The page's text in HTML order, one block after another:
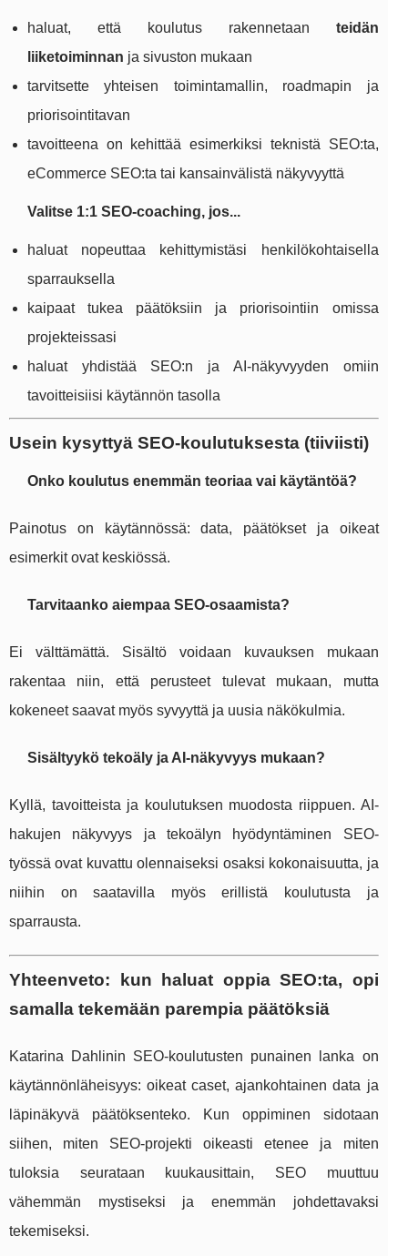
haluat, että koulutus rakennetaan teidän
liiketoiminnan ja sivuston mukaan
tarvitsette yhteisen toimintamallin, roadmapin ja
priorisointitavan
tavoitteena on kehittää esimerkiksi teknistä SEO:ta,
eCommerce SEO:ta tai kansainvälistä näkyvyyttä
Valitse 1:1 SEO-coaching, jos...
haluat nopeuttaa kehittymistäsi henkilökohtaisella
sparrauksella
kaipaat tukea päätöksiin ja priorisointiin omissa
projekteissasi
haluat yhdistää SEO:n ja AI-näkyvyyden omiin
tavoitteisiisi käytännön tasolla
Usein kysyttyä SEO-koulutuksesta (tiiviisti)
Onko koulutus enemmän teoriaa vai käytäntöä?
Painotus on käytännössä: data, päätökset ja oikeat
esimerkit ovat keskiössä.
Tarvitaanko aiempaa SEO-osaamista?
Ei välttämättä. Sisältö voidaan kuvauksen mukaan
rakentaa niin, että perusteet tulevat mukaan, mutta
kokeneet saavat myös syvyyttä ja uusia näkökulmia.
Sisältyykö tekoäly ja AI-näkyvyys mukaan?
Kyllä, tavoitteista ja koulutuksen muodosta riippuen. AI-
hakujen näkyvyys ja tekoälyn hyödyntäminen SEO-
työssä ovat kuvattu olennaiseksi osaksi kokonaisuutta, ja
niihin on saatavilla myös erillistä koulutusta ja
sparrausta.
Yhteenveto: kun haluat oppia SEO:ta, opi
samalla tekemään parempia päätöksiä
Katarina Dahlinin SEO-koulutusten punainen lanka on
käytännönläheisyys: oikeat caset, ajankohtainen data ja
läpinäkyvä päätöksenteko. Kun oppiminen sidotaan
siihen, miten SEO-projekti oikeasti etenee ja miten
tuloksia seurataan kuukausittain, SEO muuttuu
vähemmän mystiseksi ja enemmän johdettavaksi
tekemiseksi.